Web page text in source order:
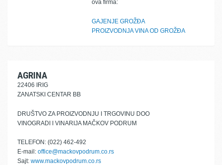
ova firma:
GAJENJE GROŽĐA
PROIZVODNJA VINA OD GROŽĐA
AGRINA
22406 IRIG
ZANATSKI CENTAR BB
DRUŠTVO ZA PROIZVODNJU I TRGOVINU DOO
VINOGRADI I VINARIJA MAČKOV PODRUM
TELEFON: (022) 462-492
E-mail: office@mackovpodrum.co.rs
Sajt: www.mackovpodrum.co.rs